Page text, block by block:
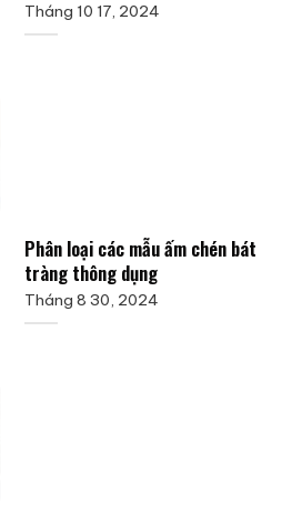
Tháng 10 17, 2024
Phân loại các mẫu ấm chén bát
tràng thông dụng
Tháng 8 30, 2024